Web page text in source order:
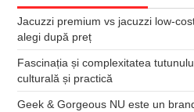
Jacuzzi premium vs jacuzzi low-
alegi după preț
Fascinația și complexitatea
culturală și practică
Geek & Gorgeous NU este un